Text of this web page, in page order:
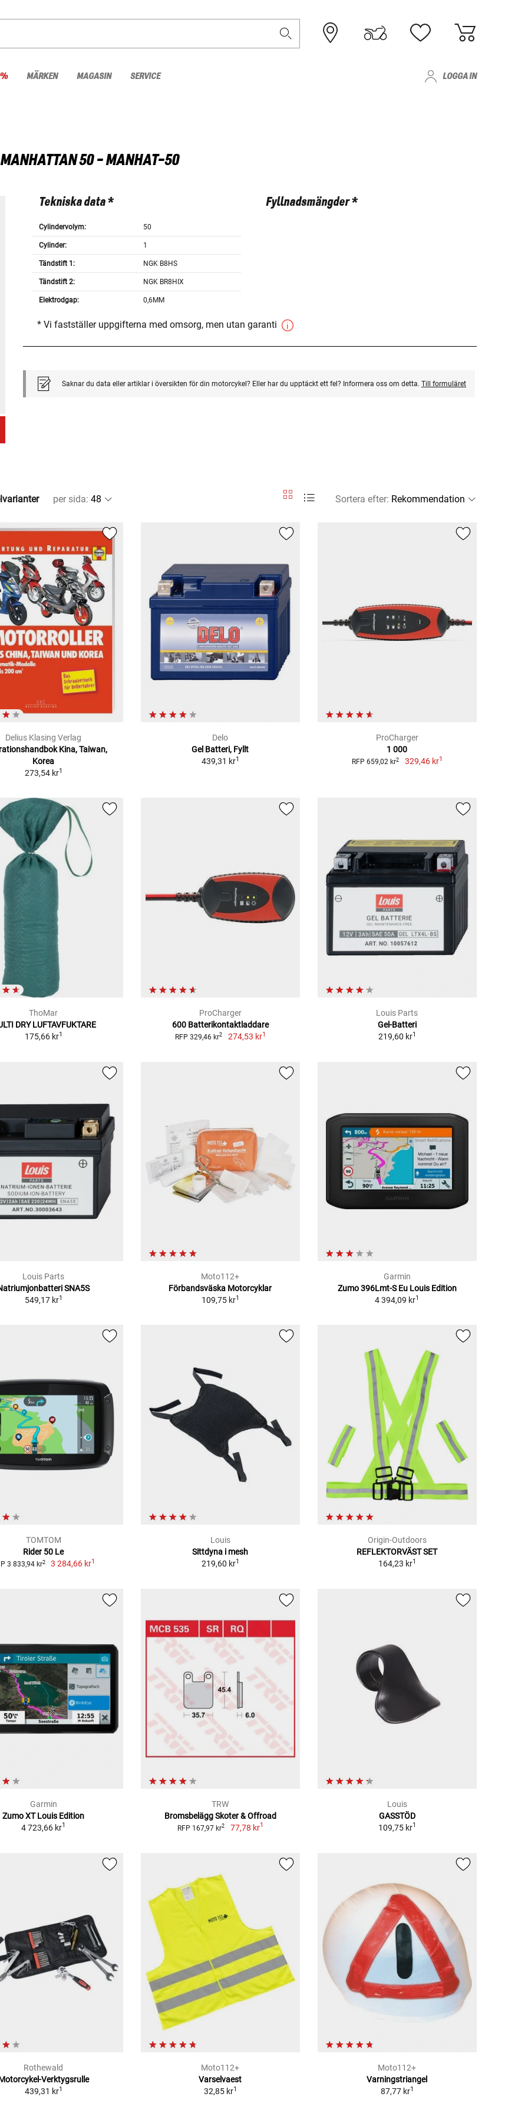
MÄRKEN MAGASIN SERVICE LOGGA IN
MANHATTAN 50 - MANHAT-50
Tekniska data *
Cylindervolym: 50
Cylinder: 1
Tändstift 1: NGK B8HS
Tändstift 2: NGK BR8HIX
Elektrodgap: 0,6MM
Fyllnadsmängder *
* Vi fastställer uppgifterna med omsorg, men utan garanti
Saknar du data eller artiklar i översikten för din motorcykel? Eller har du upptäckt ett fel? Informera oss om detta. Till formuläret
per sida: Sortera efter:
Delius Klasing Verlag
Kina, Taiwan,
Korea
273,54 kr1
Delo
Gel Batteri, Fyllt
439,31 kr1
ProCharger
1 000
RFP 659,02 kr2 329,46 kr1
ThoMar
DRY LUFTAVFUKTARE
175,66 kr1
ProCharger
600 Batterikontaktladdare
RFP 329,46 kr2 274,53 kr1
Louis Parts
Gel-Batteri
219,60 kr1
Louis Parts
SNA5S
549,17 kr1
Moto112+
Förbandsväska Motorcyklar
109,75 kr1
Garmin
Zumo 396Lmt-S Eu Louis Edition
4 394,09 kr1
TOMTOM
Rider 50 Le
3 833,94 kr2 3 284,66 kr1
Louis
Sittdyna i mesh
219,60 kr1
Origin-Outdoors
REFLEKTORVÄST SET
164,23 kr1
Garmin
Zumo XT Louis Edition
4 723,66 kr1
TRW
Bromsbelägg Skoter & Offroad
RFP 167,97 kr2 77,78 kr1
Louis
GASSTÖD
109,75 kr1
Rothewald
Verktygsrulle
439,31 kr1
Moto112+
Varselvaest
32,85 kr1
Moto112+
Varningstriangel
87,77 kr1